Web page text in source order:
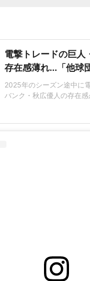
電撃トレードの巨人
存在感薄れ...「他球
2025年のシーズン途中に
バンク・秋広優人の存在
いリチャードはソフトバ
いた長打力を評価され、